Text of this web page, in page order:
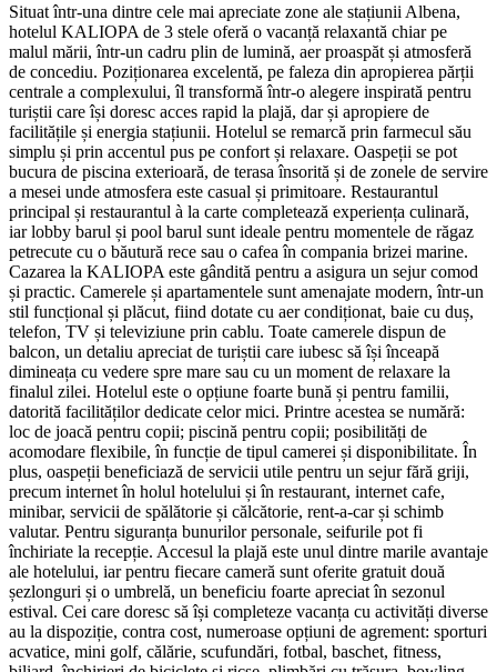
Situat într-una dintre cele mai apreciate zone ale stațiunii Albena,
hotelul KALIOPA de 3 stele oferă o vacanță relaxantă chiar pe
malul mării, într-un cadru plin de lumină, aer proaspăt și atmosferă
de concediu. Poziționarea excelentă, pe faleza din apropierea părții
centrale a complexului, îl transformă într-o alegere inspirată pentru
turiștii care își doresc acces rapid la plajă, dar și apropiere de
facilitățile și energia stațiunii. Hotelul se remarcă prin farmecul său
simplu și prin accentul pus pe confort și relaxare. Oaspeții se pot
bucura de piscina exterioară, de terasa însorită și de zonele de servire
a mesei unde atmosfera este casual și primitoare. Restaurantul
principal și restaurantul à la carte completează experiența culinară,
iar lobby barul și pool barul sunt ideale pentru momentele de răgaz
petrecute cu o băutură rece sau o cafea în compania brizei marine.
Cazarea la KALIOPA este gândită pentru a asigura un sejur comod
și practic. Camerele și apartamentele sunt amenajate modern, într-un
stil funcțional și plăcut, fiind dotate cu aer condiționat, baie cu duș,
telefon, TV și televiziune prin cablu. Toate camerele dispun de
balcon, un detaliu apreciat de turiștii care iubesc să își înceapă
dimineața cu vedere spre mare sau cu un moment de relaxare la
finalul zilei. Hotelul este o opțiune foarte bună și pentru familii,
datorită facilităților dedicate celor mici. Printre acestea se numără:
loc de joacă pentru copii; piscină pentru copii; posibilități de
acomodare flexibile, în funcție de tipul camerei și disponibilitate. În
plus, oaspeții beneficiază de servicii utile pentru un sejur fără griji,
precum internet în holul hotelului și în restaurant, internet cafe,
minibar, servicii de spălătorie și călcătorie, rent-a-car și schimb
valutar. Pentru siguranța bunurilor personale, seifurile pot fi
închiriate la recepție. Accesul la plajă este unul dintre marile avantaje
ale hotelului, iar pentru fiecare cameră sunt oferite gratuit două
șezlonguri și o umbrelă, un beneficiu foarte apreciat în sezonul
estival. Cei care doresc să își completeze vacanța cu activități diverse
au la dispoziție, contra cost, numeroase opțiuni de agrement: sporturi
acvatice, mini golf, călărie, scufundări, fotbal, baschet, fitness,